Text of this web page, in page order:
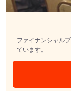
ファイナンシャル
ています。